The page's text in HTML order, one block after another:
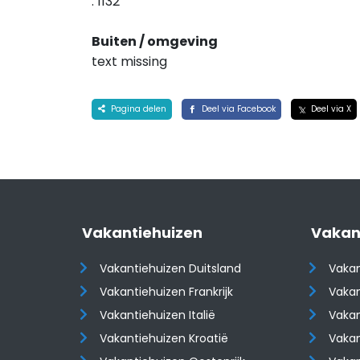
Buiten / omgeving
text missing
Pagina delen Deel via Facebook Deel via X
Vakantiehuizen
Vakantiehuizen Duitsland
Vakantiehuizen Frankrijk
Vakantiehuizen Italië
Vakantiehuizen Kroatië